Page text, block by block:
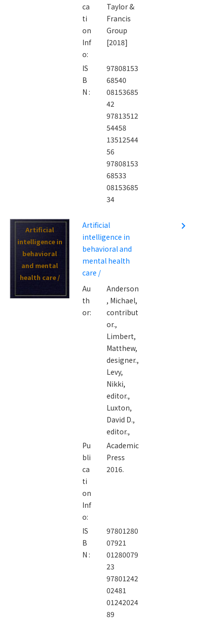
ca
ti
on
Inf
o:
Taylor &
Francis
Group
[2018]
IS
B
N :
97808153
68540
08153685
42
97813512
54458
13512544
56
97808153
68533
08153685
34
Artificial
intelligence in
behavioral
and mental
health care /
Artificial
intelligence in
behavioral and
mental health
care /
Au
th
or:
Anderson
, Michael,
contribut
or.,
Limbert,
Matthew,
designer.,
Levy,
Nikki,
editor.,
Luxton,
David D.,
editor.,
Pu
bli
ca
ti
on
Inf
o:
Academic
Press
2016.
IS
B
N :
97801280
07921
01280079
23
97801242
02481
01242024
89
navigate_next